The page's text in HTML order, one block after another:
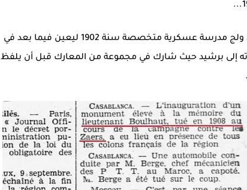
هذا الضابط من مواليد سنة 1882 بفرنسا، ولج مدرسة عسكرية متخصصة سنة 1902 ليعين فيما بعد في
إلى برشيد حيث شارك في مجموعة من المعارك قبل أن يلفظ